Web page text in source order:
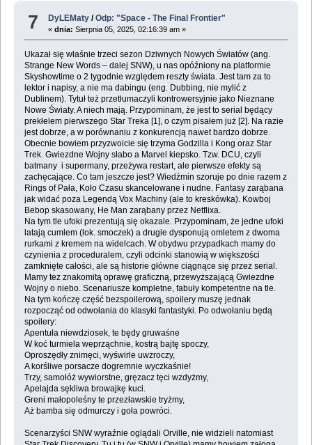
7 DyLEMaty /Odp: "Space - The Final Frontier"
«dnia: Sierpnia 05, 2025, 02:16:39 am »
Ukazał się właśnie trzeci sezon Dziwnych Nowych Światów (ang.
Strange New Words – dalej SNW), u nas opóźniony na platformie
Skyshowtime o 2 tygodnie względem reszty świata. Jest tam za to
lektor i napisy, a nie ma dabingu (eng. Dubbing, nie mylić z
Dublinem). Tytuł też przetłumaczyli kontrowersyjnie jako Nieznane
Nowe Światy. A niech mają. Przypominam, że jest to serial będący
prekłelem pierwszego Star Treka [1], o czym pisałem już [2]. Na razie
jest dobrze, a w porównaniu z konkurencją nawet bardzo dobrze.
Obecnie bowiem przyzwoicie się trzyma Godzilla i Kong oraz Star
Trek. Gwiezdne Wojny słabo a Marvel kiepsko. Tzw. DCU, czyli
batmany i supermany, przeżywa restart, ale pierwsze efekty są
zachęcające. Co tam jeszcze jest? Wiedźmin szoruje po dnie razem z
Rings of Pała, Koło Czasu skancelowane i nudne. Fantasy zarąbana
jak widać poza Legendą Vox Machiny (ale to kreskówka). Kowboj
Bebop skasowany, He Man zarąbany przez Netflixa.
Na tym tle ufoki prezentują się okazale. Przypominam, że jedne ufoki
latają cumlem (lok. smoczek) a drugie dysponują omletem z dwoma
rurkami z kremem na widelcach. W obydwu przypadkach mamy do
czynienia z proceduralem, czyli odcinki stanowią w większości
zamknięte całości, ale są historie główne ciągnące się przez serial.
Mamy tez znakomitą oprawę graficzną, przewyższającą Gwiezdne
Wojny o niebo. Scenariusze kompletne, fabuły kompetentne na tle.
Na tym kończę część bezspoilerową, spoilery muszę jednak
rozpocząć od odwołania do klasyki fantastyki. Po odwołaniu będą
spoilery:
Apentuła niewdziosek, te będy gruwaśne
W koć turmiela weprząchnie, kostrą bajtę spoczy,
Oproszędły znimęci, wyświrle uwzroczy,
A korśliwe porsacze dogremnie wyczkaśnie!
Trzy, samołóż wywiorstne, gręzacz tęci wzdyżmy,
Apelajda sękliwa browajkę kuci.
Greni małopoleśny te przezławskie tryżmy,
Aż bamba się odmurczy i goła powróci.
Scenarzyści SNW wyraźnie oglądali Orville, nie widzieli natomiast